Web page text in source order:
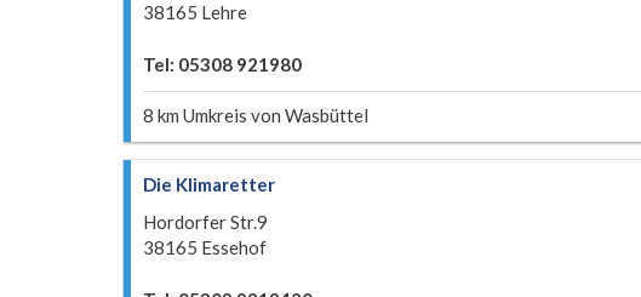
38165 Lehre
Tel: 05308 921980
8 km Umkreis von Wasbüttel
Die Klimaretter
Hordorfer Str.9
38165 Essehof